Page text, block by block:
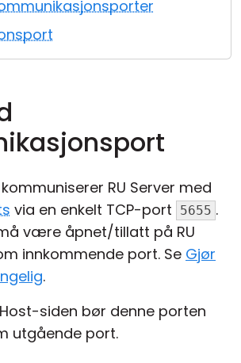
RU Server med
via en enkelt TCP-port 5655 .
være åpnet/tillatt på RU
innkommende port. Se Gjør
.
siden bør denne porten
utgående port.